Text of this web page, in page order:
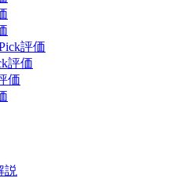
評価
評価
価
説